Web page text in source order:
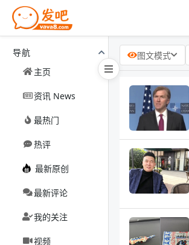
导航
主页
资讯 News
最热门
热评
最新原创
最新评论
我的关注
视频
图文模式